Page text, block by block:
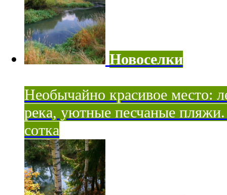
Новоселки
Необычайно красивое место:
река, уютные песчаные
сотка